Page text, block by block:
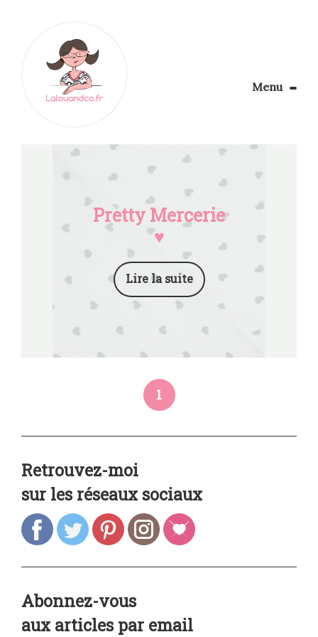
Menu
Apprendre la couture
Aménager son coin couture
Personnalisez vos tissus
Rechercher
Pretty Mercerie
♥
Lire la suite
1
Retrouvez-moi
sur les réseaux sociaux
Abonnez-vous
aux articles par email